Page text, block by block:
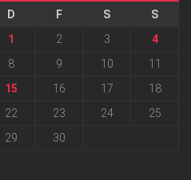
D F S
S
1
2 3
4
8 9 10
11
15 16 17
18
22 23 24
25
29
30